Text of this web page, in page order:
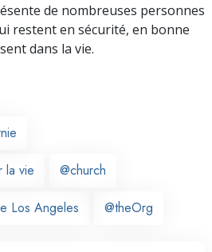
de nombreuses personnes
restent en sécurité, en bonne
dans la vie.
la vie @church
Los Angeles @theOrg